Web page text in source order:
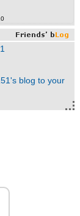
blog to your